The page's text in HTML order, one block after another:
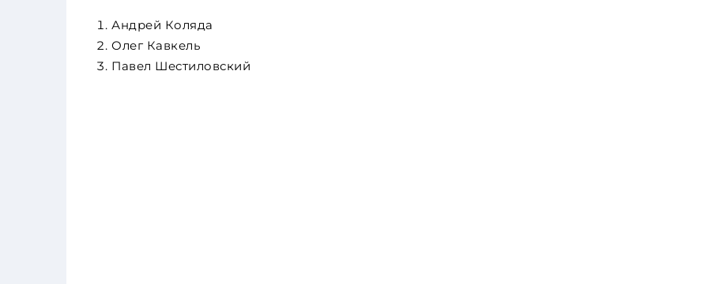
Андрей Коляда
Олег Кавкель
Павел Шестиловский